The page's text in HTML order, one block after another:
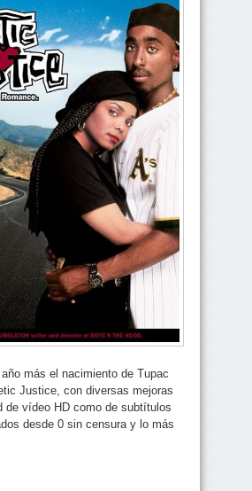
más el nacimiento de Tupac
Justice, con diversas mejoras
de vídeo HD como de subtítulos
desde 0 sin censura y lo más